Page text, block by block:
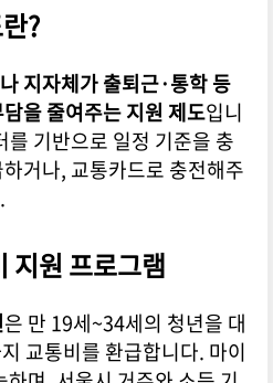
?
지자체가 출퇴근·통학 등
을 줄여주는 지원 제도입니
기반으로 일정 기준을 충
거나, 교통카드로 충전해주
지원 프로그램
은 만 19세~34세의 청년을 대
교통비를 환급합니다. 마이